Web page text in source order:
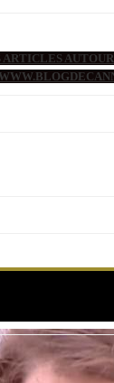
ARTICLES